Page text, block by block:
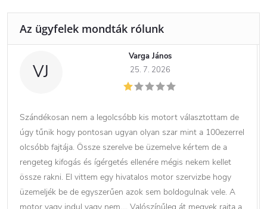
VJ
Varga János
25. 7. 2026
Szándékosan nem a legolcsóbb kis motort választottam de
úgy tűnik hogy pontosan ugyan olyan szar mint a 100ezerrel
olcsóbb fajtája. Össze szerelve be üzemelve kértem de a
rengeteg kifogás és ígérgetés ellenére mégis nekem kellet
össze rakni. El vittem egy hivatalos motor szervizbe hogy
üzemeljék be de egyszerűen azok sem boldogulnak vele. A